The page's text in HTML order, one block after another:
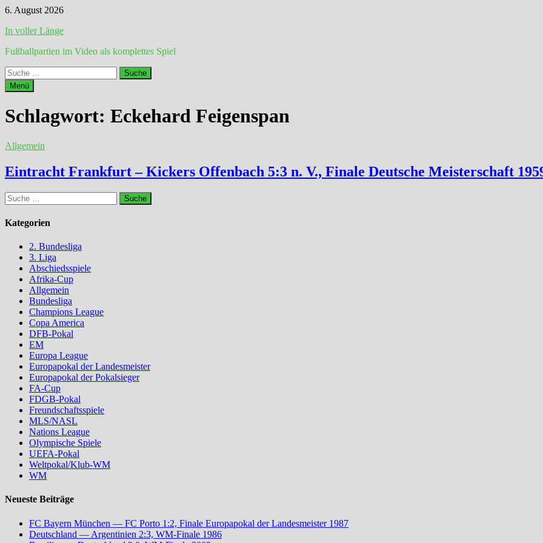
Zum
springen
6. August 2026
In voller Länge
Fußballpartien im Video als komplettes Spiel
Suche
nach:
Menü
Schlagwort: Eckehard Feigenspan
Allgemein
Eintracht Frankfurt – Kickers Offenbach 5:3 n. V., Finale Deutsche Meisterschaft
Suche
nach:
Kategorien
2. Bundesliga
3. Liga
Abschiedsspiele
Afrika-Cup
Allgemein
Bundesliga
Champions League
Copa America
DFB-Pokal
EM
Europa League
Europapokal der Landesmeister
Europapokal der Pokalsieger
FA-Cup
FDGB-Pokal
Freundschaftsspiele
MLS/NASL
Nations League
Olympische Spiele
UEFA-Pokal
Weltpokal/Klub-WM
WM
Neueste Beiträge
FC Bayern München — FC Porto 1:2, Finale Europapokal der Landesmeister 1987
Deutschland — Argentinien 2:3, WM-Finale 1986